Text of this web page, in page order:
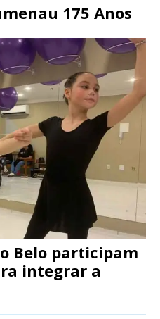
175 Anos
Belo participam
integrar a